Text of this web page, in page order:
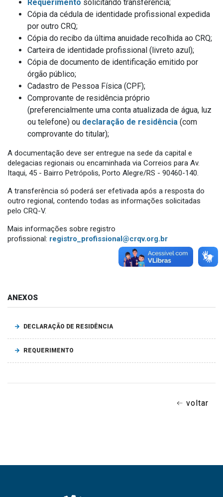
Requerimento solicitando transferência;
Cópia da cédula de identidade profissional expedida
por outro CRQ;
Cópia do recibo da última anuidade recolhida ao CRQ;
Carteira de identidade profissional (livreto azul);
Cópia de documento de identificação emitido por
órgão público;
Cadastro de Pessoa Física (CPF);
Comprovante de residência próprio
(preferencialmente uma conta atualizada de água, luz
ou telefone) ou declaração de residência (com
comprovante do titular);
A documentação deve ser entregue na sede da capital e
delegacias regionais ou encaminhada via Correios para Av.
Itaqui, 45 - Bairro Petrópolis, Porto Alegre/RS - 90460-140.
A transferência só poderá ser efetivada após a resposta do
outro regional, contendo todas as informações solicitadas
pelo CRQ-V.
Mais informações sobre registro
profissional: registro_profissional@crqv.org.br
ANEXOS
DECLARAÇÃO DE RESIDÊNCIA
REQUERIMENTO
voltar